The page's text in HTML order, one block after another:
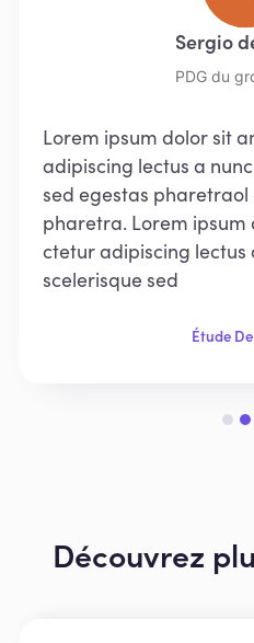
Sergio
PDG du
Lorem ipsum dolor sit
adipiscing lectus a
sed egestas
pharetra. Lorem ipsum
ctetur adipiscing lectus
scelerisque sed
Étude
Découvrez